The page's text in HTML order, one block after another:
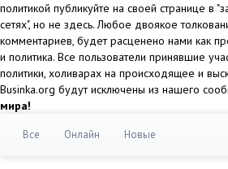
политикой публикуйте на своей странице в
сетях", но не здесь. Любое двоякое
комментариев, будет расценено нами как
и политика. Все пользователи принявшие
политики, холиварах на происходящее и
Businka.org будут исключены из нашего
мира!
Все Онлайн Новые